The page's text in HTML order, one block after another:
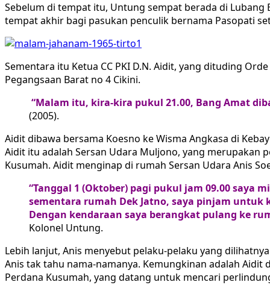
Sebelum di tempat itu, Untung sempat berada di
tempat akhir bagi pasukan penculik bernama Pasopati
Sementara itu Ketua CC PKI D.N. Aidit, yang dituding
Pegangsaan Barat no 4 Cikini.
“Malam itu, kira-kira pukul 21.00, Bang Amat
(2005).
Aidit dibawa bersama Koesno ke Wisma Angkasa di
Aidit itu adalah Sersan Udara Muljono, yang merupakan
Kusumah. Aidit menginap di rumah Sersan Udara Anis
“Tanggal 1 (Oktober) pagi pukul jam 09.00 saya
sementara rumah Dek Jatno, saya pinjam
Dengan kendaraan saya berangkat pulang ke
Kolonel Untung.
Lebih lanjut, Anis menyebut pelaku-pelaku yang
Anis tak tahu nama-namanya. Kemungkinan adalah
Perdana Kusumah, yang datang untuk mencari